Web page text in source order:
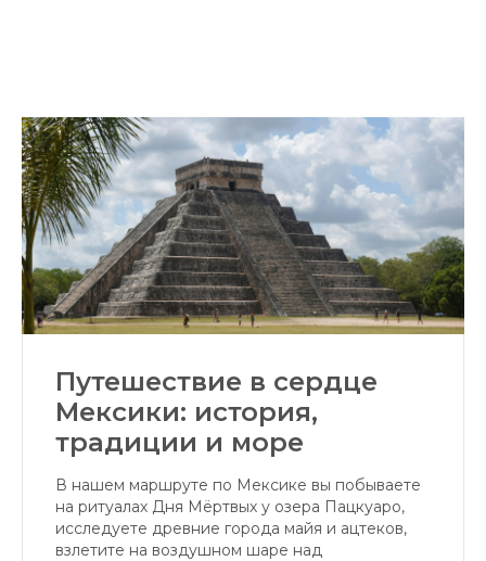
Путешествие в сердце
Мексики: история,
традиции и море
В нашем маршруте по Мексике вы побываете
на ритуалах Дня Мёртвых у озера Пацкуаро,
исследуете древние города майя и ацтеков,
взлетите на воздушном шаре над